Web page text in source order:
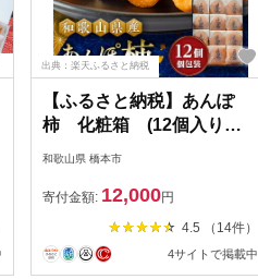
出典：楽天ふるさと納税
【ふるさと納税】あんぽ
柿 化粧箱 (12個入り・
個包装)【配送不可地域：離
和歌山県 橋本市
寄付金額: 12,000円
4.5 （14件）
4サイトで掲載中